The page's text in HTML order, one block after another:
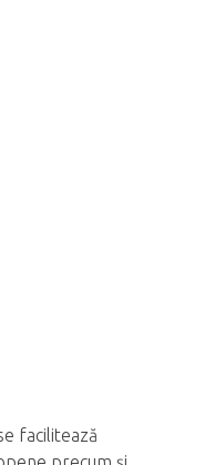
facilitează